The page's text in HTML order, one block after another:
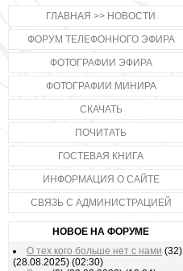
ГЛАВНАЯ >> НОВОСТИ
ФОРУМ ТЕЛЕФОННОГО ЭФИРА
ФОТОГРАФИИ ЭФИРА
ФОТОГРАФИИ МИНИРА
СКАЧАТЬ
ПОЧИТАТЬ
ГОСТЕВАЯ КНИГА
ИНФОРМАЦИЯ О САЙТЕ
СВЯЗЬ С АДМИНИСТРАЦИЕЙ
НОВОЕ НА ФОРУМЕ
О тех кого больше нет с нами (32)
(28.08.2025) (02:30)